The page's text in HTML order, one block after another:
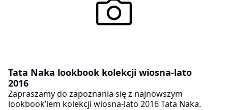
Tata Naka lookbook kolekcji wiosna-lato
2016
Zapraszamy do zapoznania się z najnowszym
lookbook’iem kolekcji wiosna-lato 2016 Tata Naka.